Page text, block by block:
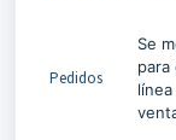
Pedidos
Se
para